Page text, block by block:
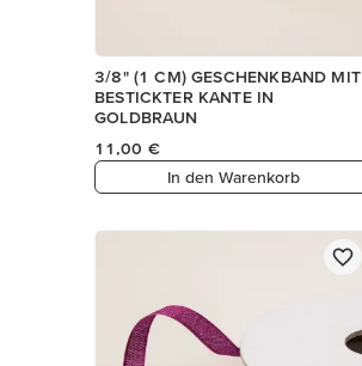
3/8" (1 CM) GESCHENKBAND MIT
BESTICKTER KANTE IN
GOLDBRAUN
11,00 €
In den Warenkorb